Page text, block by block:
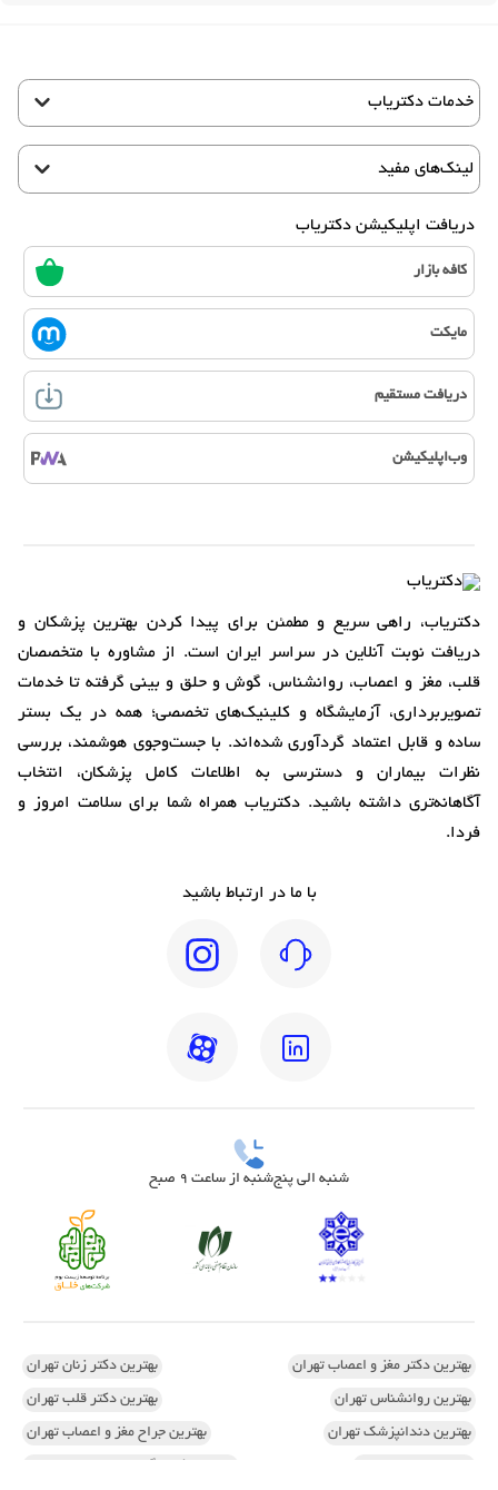
خدمات دکتریاب
لینک‌های مفید
دریافت اپلیکیشن دکتریاب
کافه بازار
مایکت
دریافت مستقیم
وب‌اپلیکیشن
دکتریاب، راهی سریع و مطمئن برای پیدا کردن بهترین پزشکان و
دریافت نوبت آنلاین در سراسر ایران است. از مشاوره با متخصصان
قلب، مغز و اعصاب، روانشناس، گوش و حلق و بینی گرفته تا خدمات
تصویربرداری، آزمایشگاه و کلینیک‌های تخصصی؛ همه در یک بستر
ساده و قابل اعتماد گردآوری شده‌اند. با جست‌وجوی هوشمند، بررسی
نظرات بیماران و دسترسی به اطلاعات کامل پزشکان، انتخاب
آگاهانه‌تری داشته باشید. دکتریاب همراه شما برای سلامت امروز و
فردا.
با ما در ارتباط باشید
شنبه الی پنج‌شنبه از ساعت 9 صبح
بهترین دکتر مغز و اعصاب تهران بهترین دکتر زنان تهران
بهترین روانشناس تهران بهترین دکتر قلب تهران
بهترین دندانپزشک تهران بهترین جراح مغز و اعصاب تهران